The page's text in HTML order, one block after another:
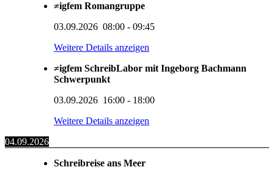
≠igfem Romangruppe
03.09.2026 08:00 - 09:45
Weitere Details anzeigen
≠igfem SchreibLabor mit Ingeborg Bachmann
Schwerpunkt
03.09.2026 16:00 - 18:00
Weitere Details anzeigen
04.09.2026
Schreibreise ans Meer